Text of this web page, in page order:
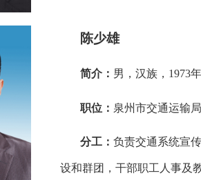
陈少雄
简介： 男，汉族，1973
职位： 泉州市交通运输
分工：负责交通系统宣
设和群团，干部职工人事及